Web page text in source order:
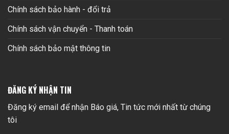
Chính sách bảo hành - đổi trả
Chính sách vận chuyển - Thanh toán
Chính sách bảo mật thông tin
ĐĂNG KÝ NHẬN TIN
Đăng ký email để nhận Báo giá, Tin tức mới nhất từ chúng
tôi